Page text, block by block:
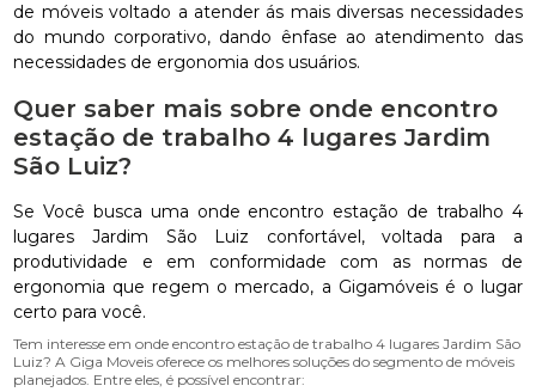
de móveis voltado a atender ás mais diversas necessidades
do mundo corporativo, dando ênfase ao atendimento das
necessidades de ergonomia dos usuários.
Quer saber mais sobre onde encontro
estação de trabalho 4 lugares Jardim
São Luiz?
Se Você busca uma onde encontro estação de trabalho 4
lugares Jardim São Luiz confortável, voltada para a
produtividade e em conformidade com as normas de
ergonomia que regem o mercado, a Gigamóveis é o lugar
certo para você.
Tem interesse em onde encontro estação de trabalho 4 lugares Jardim São
Luiz? A Giga Moveis oferece os melhores soluções do segmento de móveis
planejados. Entre eles, é possível encontrar: